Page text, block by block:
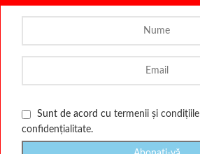
Sunt de acord cu termenii și condițiile
confidențialitate.